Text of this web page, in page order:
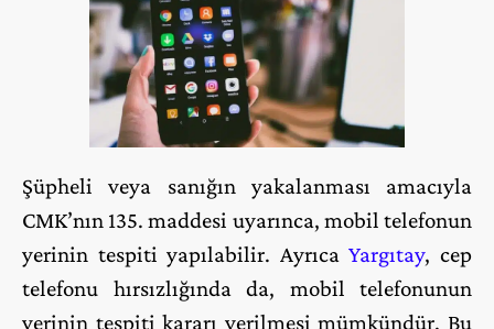
Şüpheli veya sanığın yakalanması amacıyla
CMK’nın 135. maddesi uyarınca, mobil telefonun
yerinin tespiti yapılabilir. AyrıcaYargıtay, cep
telefonu hırsızlığında da, mobil telefonunun
yerinin tespiti kararı verilmesi mümkündür. Bu